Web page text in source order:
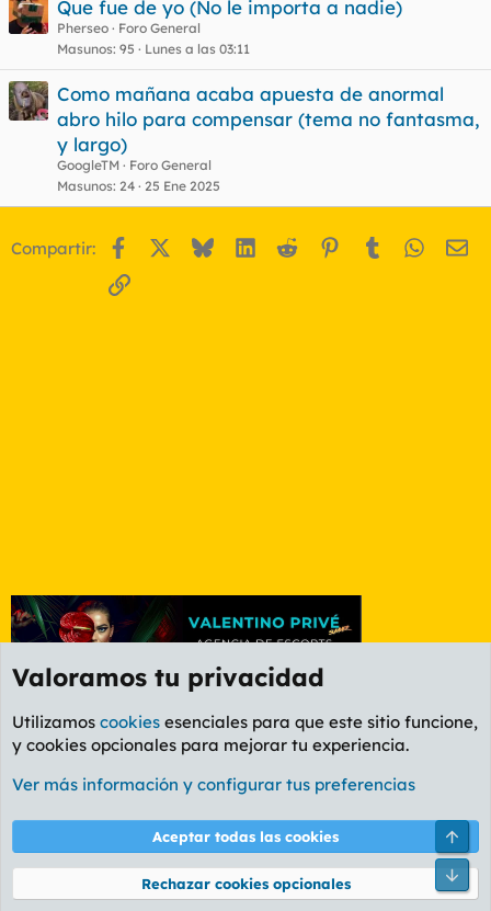
Que fue de yo (No le importa a nadie)
Pherseo
Foro General
Masunos 95 Lunes a las 03:11
Como mañana acaba apuesta de anormal
abro hilo para compensar (tema no fantasma,
y largo)
GoogleTM
Foro General
Masunos 24 25 Ene 2025
Compartir: Facebook BlueskyLinkedIn
Reddit Pinterest
Tumblr
Enlace
Foro General
Cookies
PL OLDSTYLE AMARILLO
Términos y reglas Política de privacidad Ayuda
Community platform by XenForo® © 2010-2026 XenForo Ltd.
Valoramos tu privacidad
Utilizamos cookies esenciales para que este sitio funcione,
y cookies opcionales para mejorar tu experiencia.
Ver más información y configurar tus preferencias
Aceptar todas las cookies
Rechazar cookies opcionales
Pie